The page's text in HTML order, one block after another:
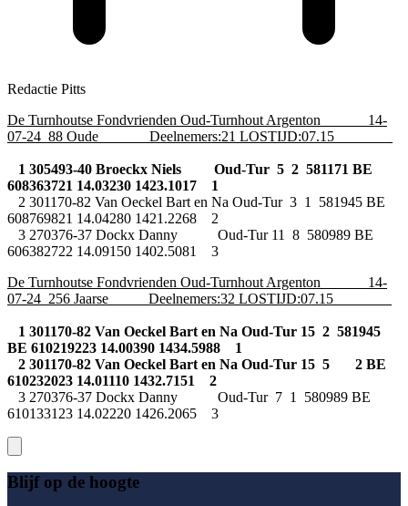
Redactie Pitts
De Turnhoutse Fondvrienden Oud-Turnhout Argenton 14-
07-24 88 Oude Deelnemers:21 LOSTIJD:07.15
1 305493-40 Broeckx Niels Oud-Tur 5 2 581171 BE
608363721 14.03230 1423.1017 1
2 301170-82 Van Oeckel Bart en Na Oud-Tur 3 1 581945 BE
608769821 14.04280 1421.2268 2
3 270376-37 Dockx Danny Oud-Tur 11 8 580989 BE
606382722 14.09150 1402.5081 3
De Turnhoutse Fondvrienden Oud-Turnhout Argenton 14-
07-24 256 Jaarse Deelnemers:32 LOSTIJD:07.15
1 301170-82 Van Oeckel Bart en Na Oud-Tur 15 2 581945
BE 610219223 14.00390 1434.5988 1
2 301170-82 Van Oeckel Bart en Na Oud-Tur 15 5 2 BE
610232023 14.01110 1432.7151 2
3 270376-37 Dockx Danny Oud-Tur 7 1 580989 BE
610133123 14.02220 1426.2065 3
Blijf op de hoogte